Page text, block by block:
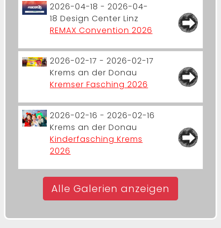
2026-04-18 - 2026-04-
18 Design Center Linz
REMAX Convention 2026
2026-02-17 - 2026-02-17
Krems an der Donau
Kremser Fasching 2026
2026-02-16 - 2026-02-16
Krems an der Donau
Kinderfasching Krems
2026
Alle Galerien anzeigen